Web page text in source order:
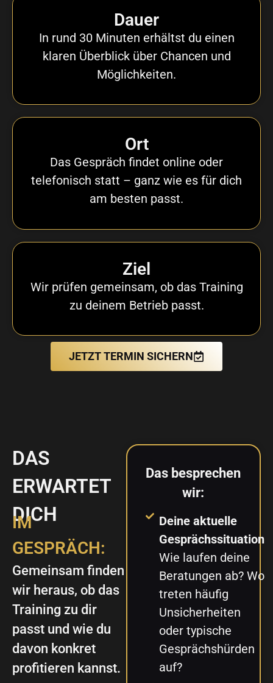
Dauer
In rund 30 Minuten erhältst du einen
klaren Überblick über Chancen und
Möglichkeiten.
Ort
Das Gespräch findet online oder
telefonisch statt – ganz wie es für dich
am besten passt.
Ziel
Wir prüfen gemeinsam, ob das Training
zu deinem Betrieb passt.
JETZT TERMIN SICHERN
DAS
ERWARTET
DICH
IM
GESPRÄCH:
Gemeinsam finden
wir heraus, ob das
Training zu dir
passt und wie du
davon konkret
profitieren kannst.
Das besprechen
wir:
Deine aktuelle
Gesprächssituation
Wie laufen deine
Beratungen ab? Wo
treten häufig
Unsicherheiten
oder typische
Gesprächshürden
auf?